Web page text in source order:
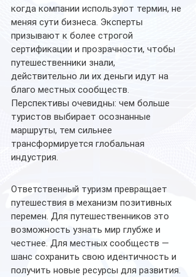
когда компании используют термин, не
меняя сути бизнеса. Эксперты
призывают к более строгой
сертификации и прозрачности, чтобы
путешественники знали,
действительно ли их деньги идут на
благо местных сообществ.
Перспективы очевидны: чем больше
туристов выбирает осознанные
маршруты, тем сильнее
трансформируется глобальная
индустрия.
Ответственный туризм превращает
путешествия в механизм позитивных
перемен. Для путешественников это
возможность узнать мир глубже и
честнее. Для местных сообществ —
шанс сохранить свою идентичность и
получить новые ресурсы для развития.